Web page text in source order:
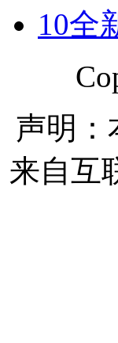
10全
声明：
来自互